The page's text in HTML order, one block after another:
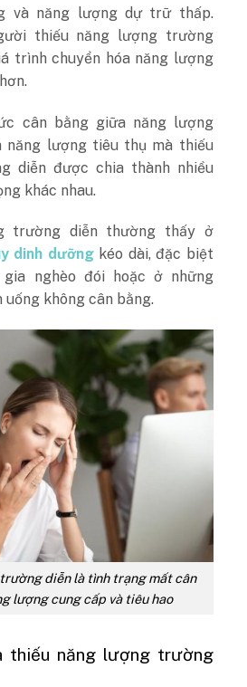
và năng lượng dự trữ thấp.
thiếu năng lượng trường
trình chuyển hóa năng lượng
cân bằng giữa năng lượng
năng lượng tiêu thụ mà thiếu
diễn được chia thành nhiều
khác nhau.
trường diễn thường thấy ở
dinh dưỡng kéo dài, đặc biệt
nghèo đói hoặc ở những
uống không cân bằng.
diễn là tình trạng mất cân
lượng cung cấp và tiêu hao
thiếu năng lượng trường